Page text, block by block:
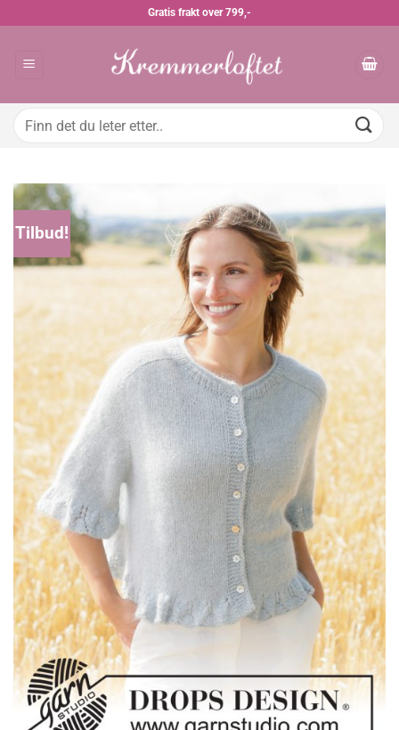
Gratis frakt over 799,-
Søk
Tilbud!